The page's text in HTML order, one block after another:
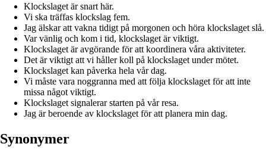
Klockslaget är snart här.
Vi ska träffas klockslag fem.
Jag älskar att vakna tidigt på morgonen och höra klockslaget slå.
Var vänlig och kom i tid, klockslaget är viktigt.
Klockslaget är avgörande för att koordinera våra aktiviteter.
Det är viktigt att vi håller koll på klockslaget under mötet.
Klockslaget kan påverka hela vår dag.
Vi måste vara noggranna med att följa klockslaget för att inte
missa något viktigt.
Klockslaget signalerar starten på vår resa.
Jag är beroende av klockslaget för att planera min dag.
Synonymer